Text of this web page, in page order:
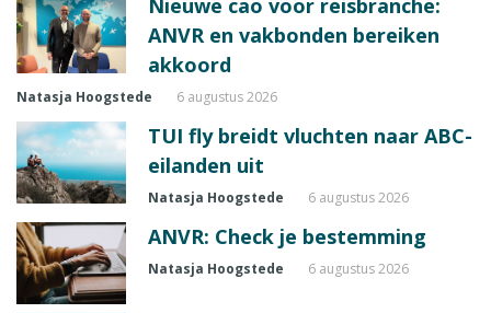
Nieuwe cao voor reisbranche:
ANVR en vakbonden bereiken
akkoord
Natasja Hoogstede 6 augustus 2026
TUI fly breidt vluchten naar ABC-
eilanden uit
Natasja Hoogstede 6 augustus 2026
ANVR: Check je bestemming
Natasja Hoogstede 6 augustus 2026